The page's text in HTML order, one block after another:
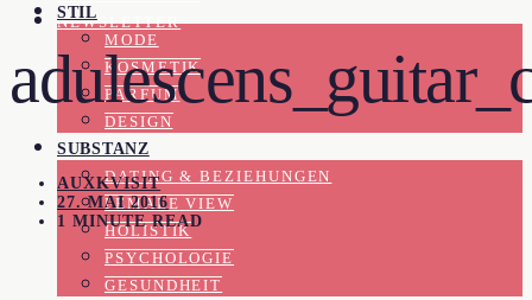
NEWSLETTER
STIL
MODE
KOSMETIK
PARFUM
DESIGN
SUBSTANZ
DATING & BEZIEHUNGEN
FEMALE VIEW
HOLISTIK
PSYCHOLOGIE
GESUNDHEIT
AUXKVISIT
27. MAI 2016
1 MINUTE READ